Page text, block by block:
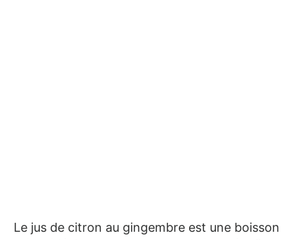
Le jus de citron au gingembre est une boisson